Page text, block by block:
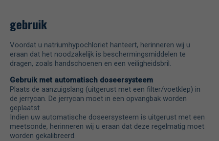
gebruik
Voordat u natriumhypochloriet hanteert, herinneren wij u
eraan dat het noodzakelijk is beschermingsmiddelen te
dragen, zoals handschoenen en een veiligheidsbril.
Gebruik met automatisch doseersysteem
Plaats de aanzuigslang (uitgerust met een filter/voetklep) in
de jerrycan. De jerrycan moet in een opvangbak worden
geplaatst.
Indien uw automatische doseersysteem is uitgerust met een
meetsonde, herinneren wij u eraan dat deze regelmatig moet
worden gekalibreerd.